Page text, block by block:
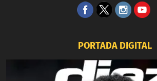
PORTADA DIGITAL